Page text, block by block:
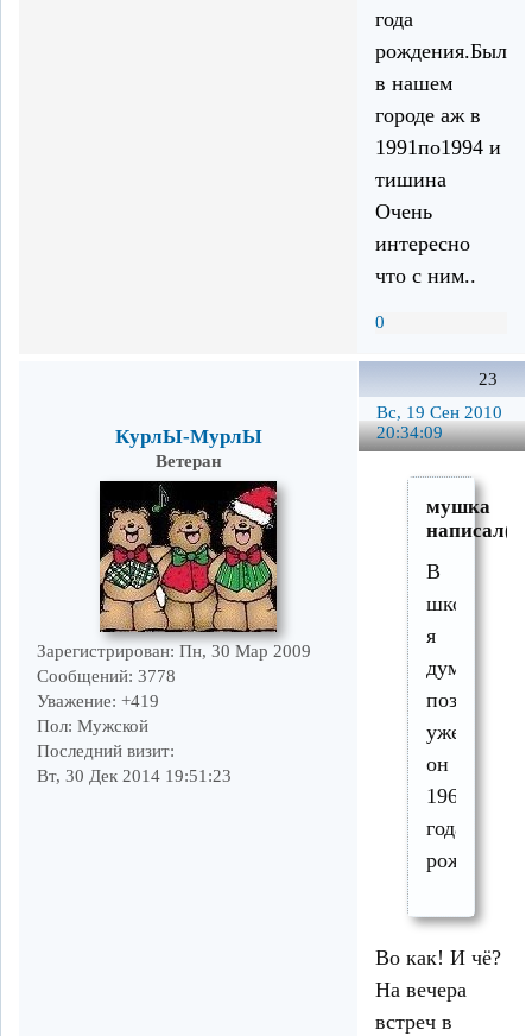
года
рождения.Был
в нашем
городе аж в
1991по1994 и
тишина
Очень
интересно
что с ним..
0
23
Вс, 19 Сен 2010
20:34:09
КурлЫ-МурлЫ
Ветеран
Зарегистрирован: Пн, 30 Мар 2009
Сообщений: 3778
Уважение: +419
Пол: Мужской
Последний визит:
Вт, 30 Дек 2014 19:51:23
мушка
В
школы
я
думаю
поздновато
уже
он
1962
года
рождения
Во как! И чё?
На вечера
встреч в